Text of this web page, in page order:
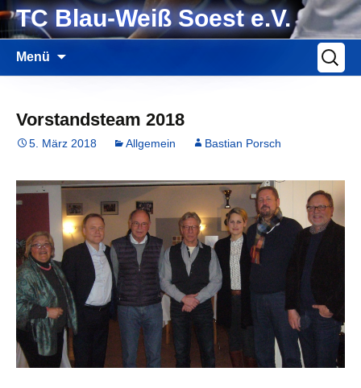
Zum
InhaltTC Blau-Weiß Soest e.V.
Menü
nach:
Vorstandsteam 2018
5. März 2018 Allgemein Bastian Porsch